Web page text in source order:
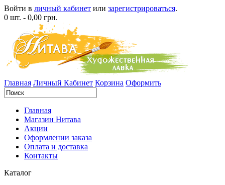
Войти в личный кабинет или зарегистрироваться.
0 шт. - 0,00 грн.
Главная Личный Кабинет Корзина Оформить
Главная
Магазин Нитава
Акции
Оформлении заказа
Оплата и доставка
Контакты
Каталог